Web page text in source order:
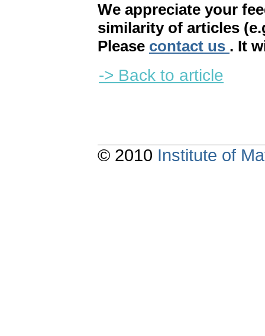
We appreciate your
similarity of articles
Please contact us . It
-> Back to article
© 2010 Institute of